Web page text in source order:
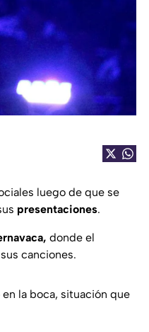
luego de que se
presentaciones.
donde el
canciones.
la boca, situación que